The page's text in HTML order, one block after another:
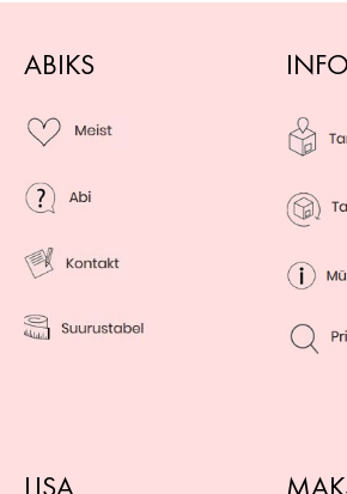
ABIKS INFO
LISA